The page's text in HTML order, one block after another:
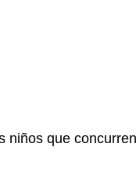
niños que